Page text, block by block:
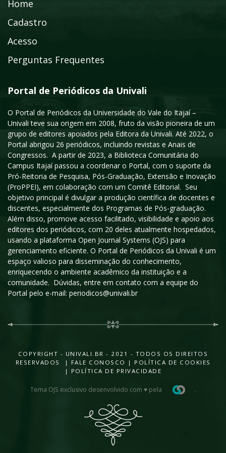
Home
Cadastro
Acesso
Perguntas Frequentes
Portal de Periódicos da Univali
O Portal de Periódicos da Universidade do Vale do Itajaí –
Univali teve sua origem em 2008, fruto da visão pioneira de um
grupo de editores apoiados pela Editora da Univali. Até 2022, o
Portal abrigou 26 periódicos, incluindo revistas e Anais de
Congressos. A partir de 2023, a Biblioteca Comunitária do
Campus Itajaí passou a coordenar o Portal, com o suporte da
Pró-Reitoria de Pesquisa, Pós-Graduação, Extensão e Inovação
(ProPPEI), em colaboração com um Comitê Editorial. Seu
objetivo principal é divulgar a produção científica de docentes e
discentes, especialmente dos Programas de Pós-graduação.
Além disso, promove acesso facilitado, visibilidade e apoio aos
editores dos periódicos, com 20 deles atualmente hospedados,
usando a plataforma Open Journal Systems (OJS) para
gerenciamento eficiente. O Portal de Periódicos da Univali é um
espaço valioso para disseminação do conhecimento,
enriquecendo o ambiente acadêmico da instituição e a
comunidade. Dúvidas, entre em contato com a equipe do
Portal pelo e-mail: periodicos@univali.br
COPYRIGHT - UNIVALI.BR - 2021 - TODOS OS DIREITOS
RESERVADOS |
FALE CONOSCO | POLÍTICA DE COOKIES
| POLÍTICA DE PRIVACIDADE
Tema OJS exclusivo desenvolvido com ♥ pela .